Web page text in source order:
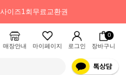
사이즈1회무료교환권
매장안내 마이페이지 로그인
0
장바구니